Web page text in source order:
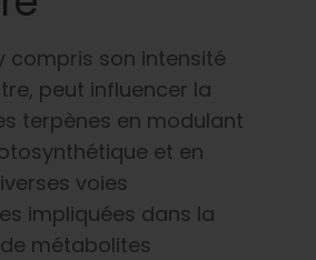
compris son intensité
peut influencer la
terpènes en modulant
et en
voies
impliquées dans la
métabolites